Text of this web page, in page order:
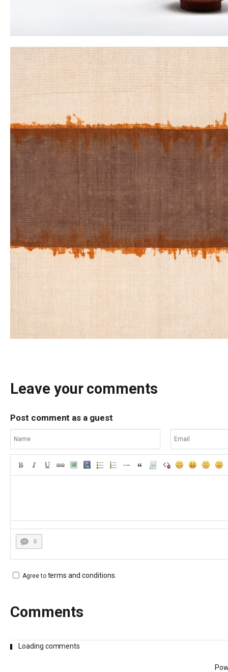
Leave your comments
Post comment as a guest
0
Agree to terms and conditions
Comments
Loading comments